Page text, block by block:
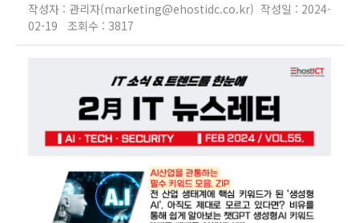
작성자 : 관리자(marketing@ehostidc.co.kr) 작성일 : 2024-
02-19 조회수 : 3817